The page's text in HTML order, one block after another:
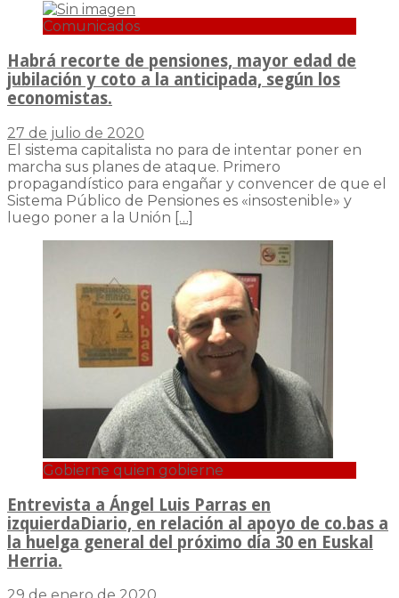
Comunicados
Habrá recorte de pensiones, mayor edad de
jubilación y coto a la anticipada, según los
economistas.
27 de julio de 2020
El sistema capitalista no para de intentar poner en
marcha sus planes de ataque. Primero
propagandístico para engañar y convencer de que el
Sistema Público de Pensiones es «insostenible» y
luego poner a la Unión […]
Gobierne quien gobierne
Entrevista a Ángel Luis Parras en
izquierdaDiario, en relación al apoyo de co.bas a
la huelga general del próximo día 30 en Euskal
Herria.